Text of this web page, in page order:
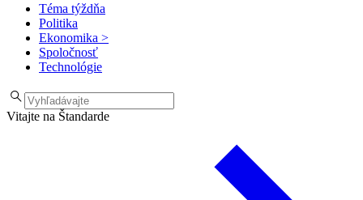
Téma týždňa
Politika
Ekonomika >
Spoločnosť
Technológie
Vitajte na Štandarde